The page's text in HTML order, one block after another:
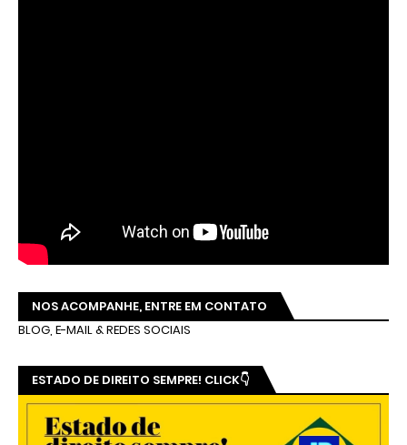
NOS ACOMPANHE, ENTRE EM CONTATO
BLOG, E-MAIL & REDES SOCIAIS
ESTADO DE DIREITO SEMPRE! CLICK👇